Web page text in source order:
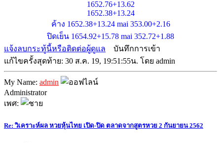
1652.76+13.62
1652.38+13.24
ค้าง 1652.38+13.24 mai 353.00+2.16
ปิดเย็น 1654.92+15.78 mai 352.72+1.88
แจ้งลบกระทู้นี้หรือติดต่อผู้ดูแล
บันทึกการเข้า
แก้ไขครั้งสุดท้าย: 30 ส.ค. 19, 19:51:55น. โดย admin
My Name: admin
Administrator
เพศ:
Re: วิเคราะห์ผล หวยหุ้นไทย เปิด-ปิด ตลาดจากสูตรหวย 2 กันยายน 2562